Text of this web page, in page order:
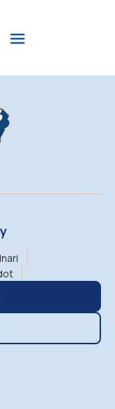
Inari